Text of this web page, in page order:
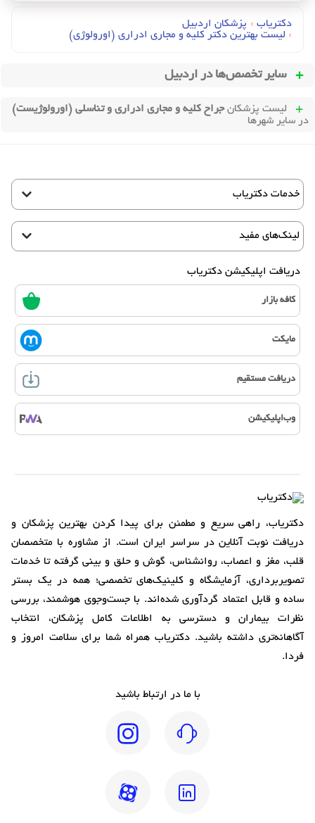
دکتریاب › پزشکان اردبیل
› لیست بهترین دکتر کلیه و مجاری ادراری (اورولوژی)
سایر تخصص‌ها در اردبیل
لیست پزشکانجراح کلیه و مجاری ادراری و تناسلی (اورولوژیست)
در سایر شهرها
خدمات دکتریاب
لینک‌های مفید
دریافت اپلیکیشن دکتریاب
کافه بازار
مایکت
دریافت مستقیم
وب‌اپلیکیشن
دکتریاب، راهی سریع و مطمئن برای پیدا کردن بهترین پزشکان و
دریافت نوبت آنلاین در سراسر ایران است. از مشاوره با متخصصان
قلب، مغز و اعصاب، روانشناس، گوش و حلق و بینی گرفته تا خدمات
تصویربرداری، آزمایشگاه و کلینیک‌های تخصصی؛ همه در یک بستر
ساده و قابل اعتماد گردآوری شده‌اند. با جست‌وجوی هوشمند، بررسی
نظرات بیماران و دسترسی به اطلاعات کامل پزشکان، انتخاب
آگاهانه‌تری داشته باشید. دکتریاب همراه شما برای سلامت امروز و
فردا.
با ما در ارتباط باشید